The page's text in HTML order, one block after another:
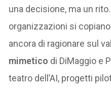
una decisione, ma un
organizzazioni si
ancora di ragionare sul
mimetico di DiMaggio e
teatro dell’AI, progetti